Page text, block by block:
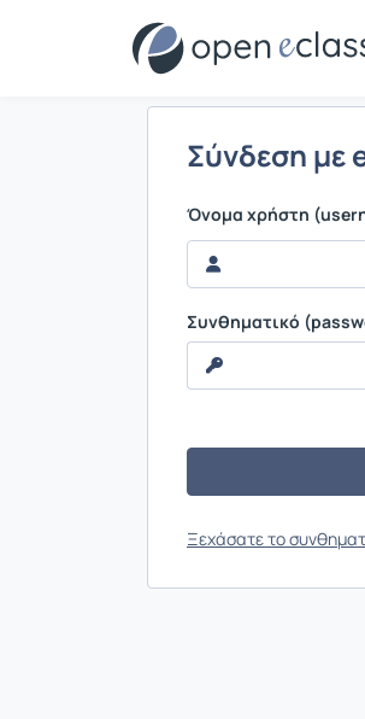
Σύνδεση
Σύνδεση με
Όνομα χρήστη
Συνθηματικό
Ξεχάσατε το